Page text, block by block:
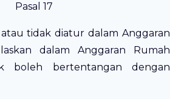
Pasal 17
tidak diatur dalam Anggaran
dalam Anggaran Rumah
boleh bertentangan dengan